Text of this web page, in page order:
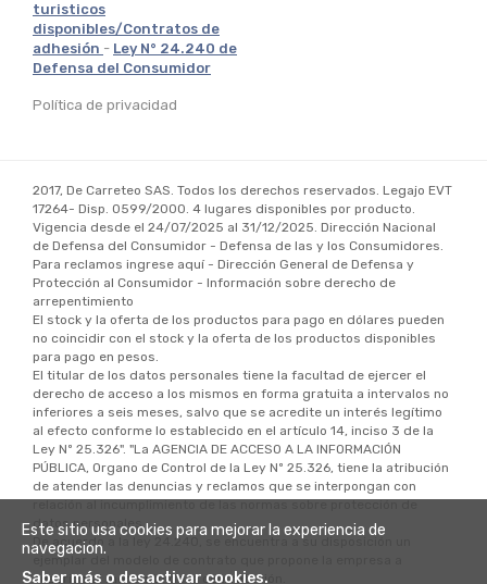
turisticos
disponibles/Contratos de
adhesión - Ley N° 24.240 de
Defensa del Consumidor
Política de privacidad
2017, De Carreteo SAS. Todos los derechos reservados. Legajo EVT
17264- Disp. 0599/2000. 4 lugares disponibles por producto.
Vigencia desde el 24/07/2025 al 31/12/2025. Dirección Nacional
de Defensa del Consumidor - Defensa de las y los Consumidores.
Para reclamos ingrese aquí - Dirección General de Defensa y
Protección al Consumidor - Información sobre derecho de
arrepentimiento
El stock y la oferta de los productos para pago en dólares pueden
no coincidir con el stock y la oferta de los productos disponibles
para pago en pesos.
El titular de los datos personales tiene la facultad de ejercer el
derecho de acceso a los mismos en forma gratuita a intervalos no
inferiores a seis meses, salvo que se acredite un interés legítimo
al efecto conforme lo establecido en el artículo 14, inciso 3 de la
Ley Nº 25.326". "La AGENCIA DE ACCESO A LA INFORMACIÓN
PÚBLICA, Organo de Control de la Ley Nº 25.326, tiene la atribución
de atender las denuncias y reclamos que se interpongan con
datos personales.
De acuerdo a la ley 24.240, se encuentra a su disposición un
ejemplar del modelo de contrato que propone la empresa a
suscribir al momento de la contratación.
Este sitio usa cookies para mejorar la experiencia de
navegacion.
Saber más o desactivar cookies.